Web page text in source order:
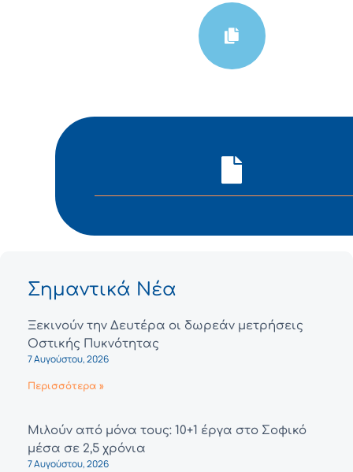
Σημαντικά Νέα
Ξεκινούν την Δευτέρα οι δωρεάν μετρήσεις
Οστικής Πυκνότητας
7 Αυγούστου, 2026
Περισσότερα »
Μιλούν από μόνα τους: 10+1 έργα στο Σοφικό
μέσα σε 2,5 χρόνια
7 Αυγούστου, 2026